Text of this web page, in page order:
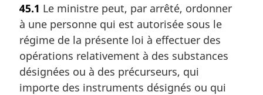
45.1 Le ministre peut, par arrêté, ordonner
à une personne qui est autorisée sous le
régime de la présente loi à effectuer des
opérations relativement à des substances
désignées ou à des précurseurs, qui
importe des instruments désignés ou qui